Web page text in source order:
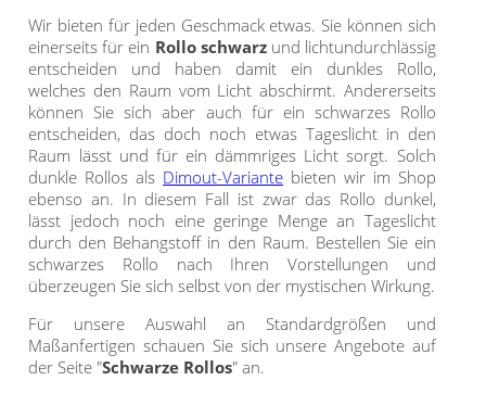
Wir bieten für jeden Geschmack etwas. Sie können sich
einerseits für ein Rollo schwarzund lichtundurchlässig
entscheiden und haben damit ein dunkles Rollo,
welches den Raum vom Licht abschirmt. Andererseits
können Sie sich aber auch für ein schwarzes Rollo
entscheiden, das doch noch etwas Tageslicht in den
Raum lässt und für ein dämmriges Licht sorgt. Solch
dunkle Rollos als Dimout-Variante bieten wir im Shop
ebenso an. In diesem Fall ist zwar das Rollo dunkel,
lässt jedoch noch eine geringe Menge an Tageslicht
durch den Behangstoff in den Raum. Bestellen Sie ein
schwarzes Rollo nach Ihren Vorstellungen und
überzeugen Sie sich selbst von der mystischen Wirkung.
Für unsere Auswahl an Standardgrößen und
Maßanfertigen schauen Sie sich unsere Angebote auf
der Seite "Schwarze Rollos" an.